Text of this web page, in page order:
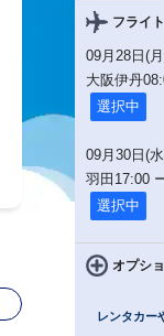
フライト
09月28日(
大阪伊丹
選択中
09月30日(
羽田 17:00
選択中
オプシ
レンタカー